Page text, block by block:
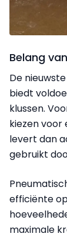
Belang
De
biedt
klussen.
kiezen voor
levert dan
gebruikt
efficiënte
maximale